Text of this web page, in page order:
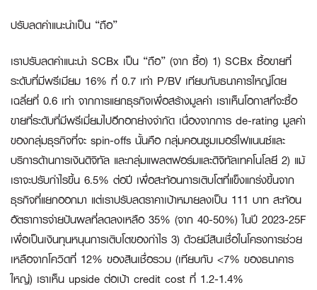
ปรับลดคำแนะนำเป็น “ถือ”
เราปรับลดคำแนะนำ SCBx เป็น “ถือ” (จาก ซื้อ) 1) SCBx ซื้อขายที่
ระดับที่มีพรีเมียม 16% ที่ 0.7 เท่า P/BV เทียบกับธนาคารใหญ่โดย
เฉลี่ยที่ 0.6 เท่า จากการแยกธุรกิจเพื่อสร้างมูลค่า เราเห็นโอกาสที่จะซื้อ
ขายที่ระดับที่มีพรีเมี่ยมไปอีกอกย่างจำกัด เนื่องจากการ de-rating มูลค่า
ของกลุ่มธุรกิจที่จะ spin-offs นั้นคือ กลุ่มคอนซูมเมอร์ไฟแนนซ์และ
บริการด้านการเงินดิจิทัล และกลุ่มแพลตฟอร์มและดิจิทัลเทคโนโลยี 2) แม้
เราจะปรับกำไรขึ้น 6.5% ต่อปี เพื่อสะท้อนการเติบโตที่แข็งแกร่งขึ้นจาก
ธุรกิจที่แยกออกมา แต่เราปรับลดราคาเป้าหมายลงเป็น 111 บาท สะท้อน
อัตราการจ่ายปันผลที่ลดลงเหลือ 35% (จาก 40-50%) ในปี 2023-25F
เพื่อเป็นเงินทุนหนุนการเติบโตของกำไร 3) ด้วยมีสินเชื่อในโครงการช่วย
เหลือจากโควิดที่ 12% ของสินเชื่อรวม (เทียบกับ <7% ของธนาคาร
ใหญ่) เราเห็น upside ต่อเป้า credit cost ที่ 1.2-1.4%